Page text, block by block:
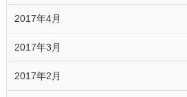
2017年4月
2017年3月
2017年2月